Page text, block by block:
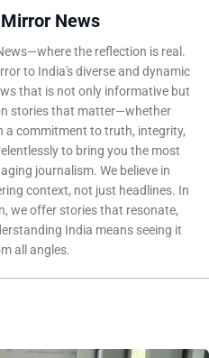
News
the reflection is real.
to India's diverse and dynamic
that is not only informative but
stories that matter—whether
a commitment to truth, integrity,
to bring you the most
journalism. We believe in
context, not just headlines. In
we offer stories that resonate,
India means seeing it
all angles.